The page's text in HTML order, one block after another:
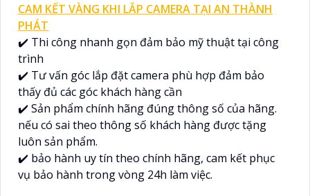
CAM KẾT VÀNG KHI LẮP CAMERA TẠI AN THÀNH
PHÁT
✔️ Thi công nhanh gọn đảm bảo mỹ thuật tại công
trình
✔️ Tư vấn góc lắp đặt camera phù hợp đảm bảo
thấy đủ các góc khách hàng cần
✔️ Sản phẩm chính hãng đúng thông số của hãng.
nếu có sai theo thông số khách hàng được tặng
luôn sản phẩm.
✔️ bảo hành uy tín theo chính hãng, cam kết phục
vụ bảo hành trong vòng 24h làm việc.